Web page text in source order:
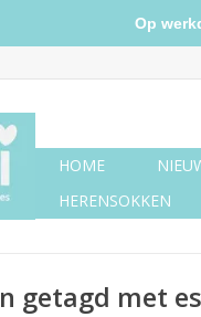
HOME
HERENSOKKEN
getagd met
Op